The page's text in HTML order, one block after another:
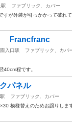
ファブリック、カバー
が外装が引っかかって破れ
Francfranc
入口駅
ファブリック、カバ
40cm程です。
パネル
ファブリック、カバー
模様替えのためお譲りしま